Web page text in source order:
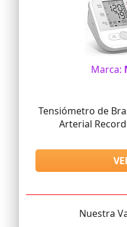
Marca:
Tensiómetro de
Arterial
Nuestra